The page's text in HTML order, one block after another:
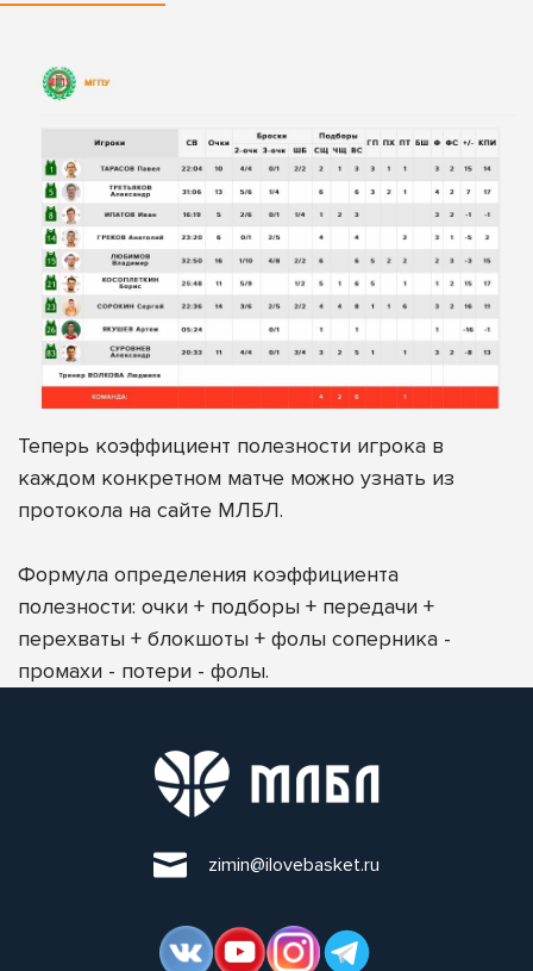
Теперь коэффициент полезности игрока в
каждом конкретном матче можно узнать из
протокола на сайте МЛБЛ.
Формула определения коэффициента
полезности: очки + подборы + передачи +
перехваты + блокшоты + фолы соперника -
промахи - потери - фолы.
zimin@ilovebasket.ru